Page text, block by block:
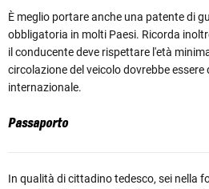
È meglio portare anche una patente di
obbligatoria in molti Paesi. Ricorda
il conducente deve rispettare l'età
circolazione del veicolo dovrebbe
internazionale.
Passaporto
In qualità di cittadino tedesco, sei nella